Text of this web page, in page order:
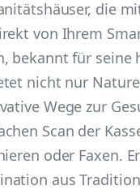
die
von Ihrem
bekannt für seine
nicht nur
Wege zur
Scan der
oder Faxen.
aus